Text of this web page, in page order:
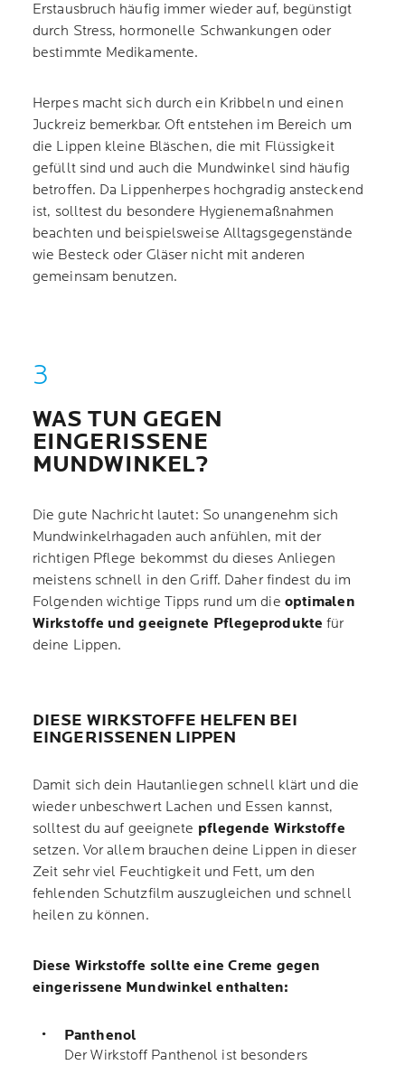
Erstausbruch häufig immer wieder auf, begünstigt
durch Stress, hormonelle Schwankungen oder
bestimmte Medikamente.
Herpes macht sich durch ein Kribbeln und einen
Juckreiz bemerkbar. Oft entstehen im Bereich um
die Lippen kleine Bläschen, die mit Flüssigkeit
gefüllt sind und auch die Mundwinkel sind häufig
betroffen. Da Lippenherpes hochgradig ansteckend
ist, solltest du besondere Hygienemaßnahmen
beachten und beispielsweise Alltagsgegenstände
wie Besteck oder Gläser nicht mit anderen
gemeinsam benutzen.
WAS TUN GEGEN
EINGERISSENE
MUNDWINKEL?
Die gute Nachricht lautet: So unangenehm sich
Mundwinkelrhagaden auch anfühlen, mit der
richtigen Pflege bekommst du dieses Anliegen
meistens schnell in den Griff. Daher findest du im
Folgenden wichtige Tipps rund um die optimalen
Wirkstoffe und geeignete Pflegeprodukte für
deine Lippen.
DIESE WIRKSTOFFE HELFEN BEI
EINGERISSENEN LIPPEN
Damit sich dein Hautanliegen schnell klärt und die
wieder unbeschwert Lachen und Essen kannst,
solltest du auf geeignete pflegende Wirkstoffe
setzen. Vor allem brauchen deine Lippen in dieser
Zeit sehr viel Feuchtigkeit und Fett, um den
fehlenden Schutzfilm auszugleichen und schnell
heilen zu können.
Diese Wirkstoffe sollte eine Creme gegen
eingerissene Mundwinkel enthalten:
Panthenol
Der Wirkstoff Panthenol ist besonders